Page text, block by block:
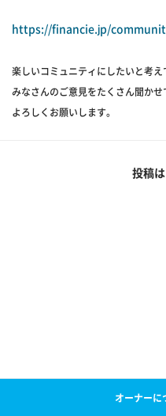
https://financie.jp/
楽しいコミュニティにしたいと考え
みなさんのご意見をたくさん聞かせ
よろしくお願いします。
投稿
オーナーに